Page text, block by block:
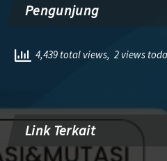
Pengunjung
4,439 total views, 2 views
Link Terkait